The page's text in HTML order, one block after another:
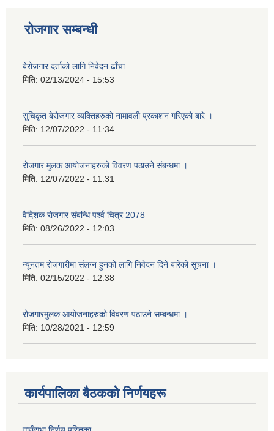
रोजगार सम्बन्धी
बेरोजगार दर्ताको लागि निवेदन ढाँचा
मिति: 02/13/2024 - 15:53
सुचिकृत बेरोजगार व्यक्तिहरुको नामावली प्रकाशन गरिएको बारे ।
मिति: 12/07/2022 - 11:34
रोजगार मुलक आयोजनाहरुको विवरण पठाउने संबन्धमा ।
मिति: 12/07/2022 - 11:31
वैदेिशक राेजगार संबन्धि पर्श्व चित्र 2078
मिति: 08/26/2022 - 12:03
न्यूनतम रोजगारीमा संलग्न हुनको लागि निवेदन दिने बारेको सूचना ।
मिति: 02/15/2022 - 12:38
रोजगारमुलक आयोजनाहरुको विवरण पठाउने सम्बन्धमा ।
मिति: 10/28/2021 - 12:59
कार्यपालिका बैठकको निर्णयहरू